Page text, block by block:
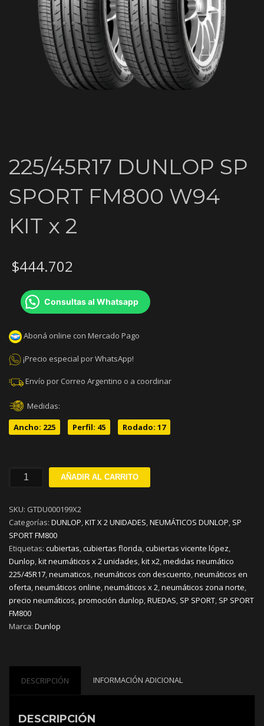
225/45R17 DUNLOP SP
SPORT FM800 W94
KIT x 2
$444.702
Consultas al Whatsapp
Aboná online con Mercado Pago
¡Precio especial por WhatsApp!
Envío por Correo Argentino o a coordinar
Medidas:
Ancho: 225
Perfil: 45 Rodado: 17
225/45R17
SPORT
FM800
W94
KIT
x
2
cantidad
AÑADIR AL CARRITO
SKU: GTDU000199X2
Categorías: DUNLOP,KIT X 2 UNIDADES,NEUMÁTICOS DUNLOP, SP
SPORT FM800
Etiquetas: cubiertas,cubiertas florida,cubiertas vicente lópez,
Dunlop,kit neumáticos x 2 unidades,kit x2,medidas neumático
225/45R17,neumaticos,neumáticos con descuento,neumáticos en
oferta,neumáticos online,neumáticos x 2,neumáticos zona norte,
precio neumáticos,promoción dunlop,RUEDAS, SP SPORT, SP SPORT
FM800
Marca: Dunlop
DESCRIPCIÓN INFORMACIÓN ADICIONAL
DESCRIPCIÓN